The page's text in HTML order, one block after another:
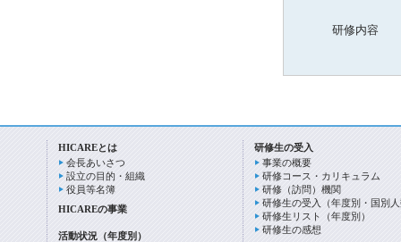
研修内容
HICAREとは
会長あいさつ
設立の目的・組織
役員等名簿
HICAREの事業
活動状況（年度別）
研修生の受入
事業の概要
研修コース・カリキュラム
研修（訪問）機関
研修生の受入（年度別・国別
研修生リスト（年度別）
研修生の感想